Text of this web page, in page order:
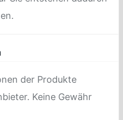
der Produkte
Keine Gewähr